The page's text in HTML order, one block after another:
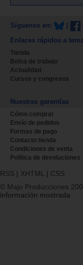
Síguenos en:
Enlaces rápidos a
Tienda
Bolsa de trabajo
Actualidad
Cursos y congresos
Nuestras garantías
Cómo comprar
Envío de pedidos
Formas de pago
Contacto tienda
Condiciones de venta
Política de devoluciones
RSS | XHTML | CSS
© Majo Producciones
información mostrada